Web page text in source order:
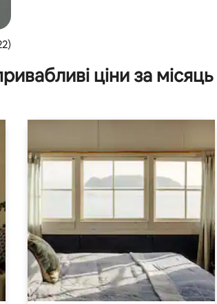
4,95 з 5, відгуки: 22
ціни за місяць